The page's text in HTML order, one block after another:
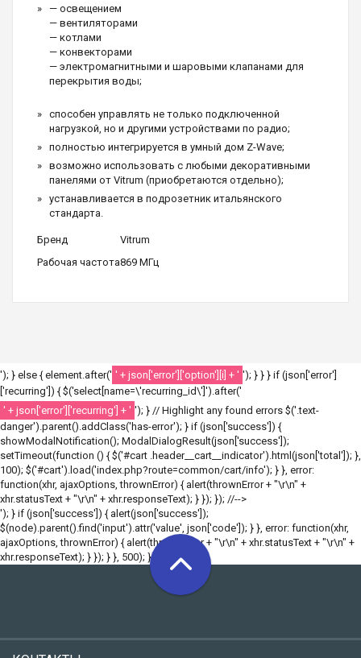
— освещением
— вентиляторами
— котлами
— конвекторами
— электромагнитными и шаровыми клапанами для
перекрытия воды;
способен управлять не только подключенной
нагрузкой, но и другими устройствами по радио;
полностью интегрируется в умный дом Z-Wave;
возможно использовать с любыми декоративными
панелями от Vitrum (приобретаются отдельно);
устанавливается в подрозетник итальянского
стандарта.
Бренд
Vitrum
Рабочая частота869 МГц
'); } else { element.after(' ' + json['error']['option'][i] + ' '); } } } if (json['error']
['recurring']) { $('select[name=\'recurring_id\']').after('
' + json['error']['recurring'] + ' '); } // Highlight any found errors $('.text-
danger').parent().addClass('has-error'); } if (json['success']) {
showModalNotification(); ModalDialogResult(json['success']);
setTimeout(function () { $('#cart .header__cart__indicator').html(json['total']); },
100); $('#cart').load('index.php?route=common/cart/info'); } }, error:
function(xhr, ajaxOptions, thrownError) { alert(thrownError + "\r\n" +
xhr.statusText + "\r\n" + xhr.responseText); } }); }); //-->
'); } if (json['success']) { alert(json['success']);
$(node).parent().find('input').attr('value', json['code']); } }, error: function(xhr,
ajaxOptions, thrownError) { alert(thrownError + "\r\n" + xhr.statusText + "\r\n" +
xhr.responseText); } }); } }, 500); }); //-->